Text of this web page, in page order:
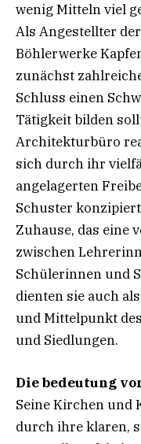
wenig Mitteln viel
Als Angestellter
Böhlerwerke
zunächst
Schluss einen
Tätigkeit bilden
Architekturbüro
sich durch ihr
angelagerten
Schuster
Zuhause, das eine
zwischen
Schülerinnen und
dienten sie auch
und Mittelpunkt
und Siedlungen.
Die bedeutung
Seine Kirchen und
durch ihre klaren,